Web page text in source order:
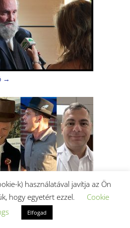
→
k) használatával javítja az Ön
hogy egyetért ezzel.
Cookie
Elfogad